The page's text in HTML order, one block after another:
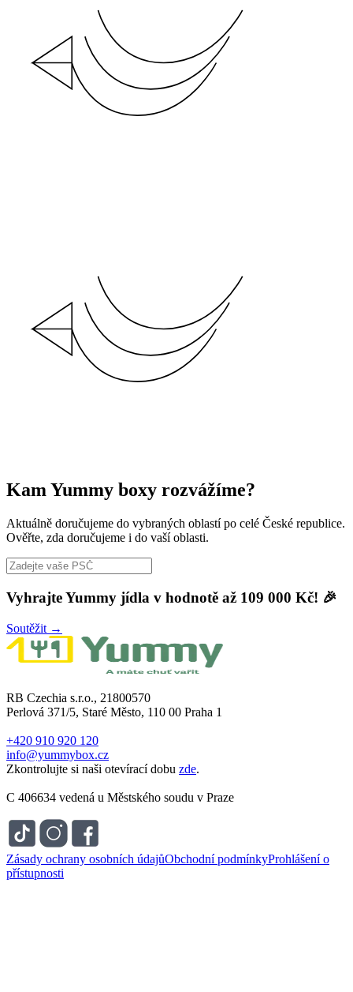
Kam Yummy boxy rozvážíme?
Aktuálně doručujeme do vybraných oblastí po celé České republice.
Ověřte, zda doručujeme i do vaší oblasti.
Vyhrajte Yummy jídla v hodnotě až 109 000 Kč! 🎉
Soutěžit →
RB Czechia s.r.o., 21800570
Perlová 371/5, Staré Město, 110 00 Praha 1
+420 910 920 120
info@yummybox.cz
Zkontrolujte si naši otevírací dobu zde.
C 406634 vedená u Městského soudu v Praze
Zásady ochrany osobních údajůObchodní podmínkyProhlášení o
přístupnosti